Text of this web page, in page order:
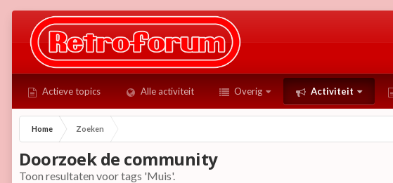
Actieve topics Alle activiteit Overig Activiteit
Home Zoeken
Doorzoek de community
Toon resultaten voor tags 'Muis'.